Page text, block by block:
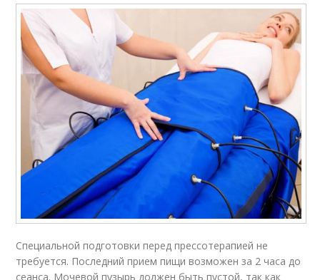
Специальной подготовки перед прессотерапией не
требуется. Последний прием пищи возможен за 2 часа до
сеанса. Мочевой пузырь должен быть пустой, так как